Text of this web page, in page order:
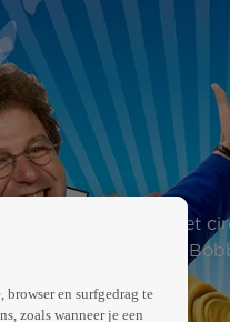
komen ze langs het
moeten Ernst en
en surfgedrag te
zoals wanneer je een